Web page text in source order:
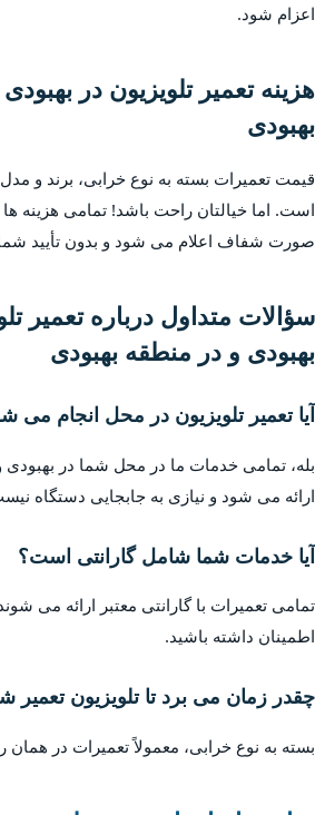
اعزام شود.
هزینه تعمیر تلویزیون در
بهبودی
قیمت تعمیرات بسته به نوع خرابی، برند و مدل
است. اما خیالتان راحت باشد! تمامی هزینه
صورت شفاف اعلام می شود و بدون تأیید شما
سؤالات متداول درباره تعمیر
بهبودی و در منطقه بهبودی
آیا تعمیر تلویزیون در محل انجام می
بله، تمامی خدمات ما در محل شما در بهبودی
ارائه می شود و نیازی به جابجایی دستگاه
آیا خدمات شما شامل گارانتی است؟
تمامی تعمیرات با گارانتی معتبر ارائه می
اطمینان داشته باشید.
چقدر زمان می برد تا تلویزیون تعمیر
بسته به نوع خرابی، معمولاً تعمیرات در